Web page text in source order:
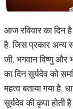
आज रविवार का दिन
है. जिस प्रकार अन्य
जी, भगवान विष्णु और
का दिन सूर्यदेव को
महत्व बताया गया है.
सूर्यदेव की कृपा होती